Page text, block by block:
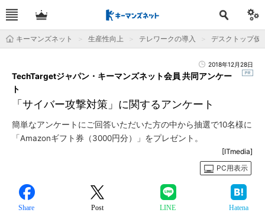
キーマンズネット 生産性向上 テレワークの導入 デスクトップ仮
2018年12月28日
「サイバー攻撃対策」に関するアンケート
TechTargetジャパン・キーマンズネット会員 共同アンケー
ト
簡単なアンケートにご回答いただいた方の中から抽選で10名様に
「Amazonギフト券（3000円分）」をプレゼント。
[ITmedia]
PC用表示
Share Post LINE Hatena